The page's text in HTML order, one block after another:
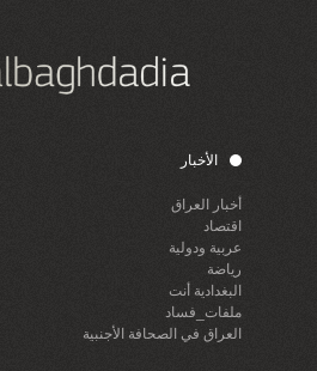
الأخبار
أخبار العراق
اقتصاد
عربية ودولية
رياضة
البغدادية أنت
ملفات_فساد
العراق في الصحافة الأجنبية